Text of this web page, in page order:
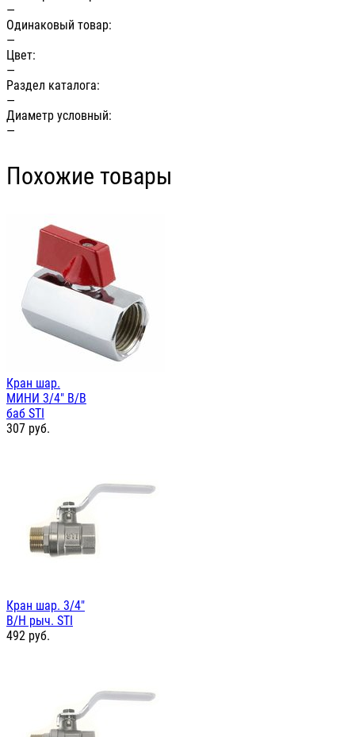
—
Одинаковый товар:
—
Цвет:
—
Раздел каталога:
—
Диаметр условный:
—
Похожие товары
Кран шар.
МИНИ 3/4" В/В
баб STI
307 руб.
Кран шар. 3/4"
В/Н рыч. STI
492 руб.